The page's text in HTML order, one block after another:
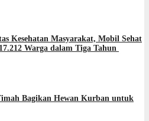
Kesehatan Masyarakat, Mobil Sehat
Warga dalam Tiga Tahun
Bagikan Hewan Kurban untuk